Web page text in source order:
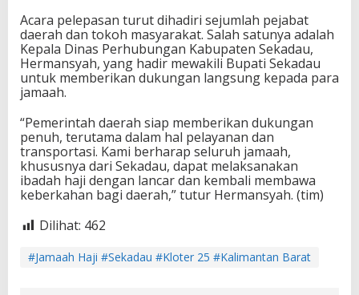
Acara pelepasan turut dihadiri sejumlah pejabat
daerah dan tokoh masyarakat. Salah satunya adalah
Kepala Dinas Perhubungan Kabupaten Sekadau,
Hermansyah, yang hadir mewakili Bupati Sekadau
untuk memberikan dukungan langsung kepada para
jamaah.
“Pemerintah daerah siap memberikan dukungan
penuh, terutama dalam hal pelayanan dan
transportasi. Kami berharap seluruh jamaah,
khususnya dari Sekadau, dapat melaksanakan
ibadah haji dengan lancar dan kembali membawa
keberkahan bagi daerah,” tutur Hermansyah. (tim)
Dilihat: 462
#Jamaah Haji #Sekadau #Kloter 25 #Kalimantan Barat